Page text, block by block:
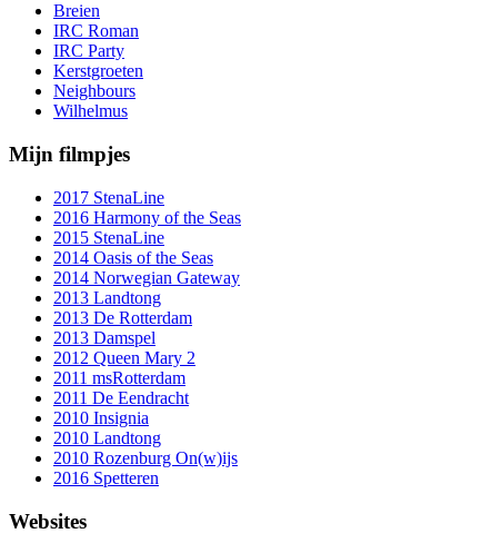
Breien
IRC Roman
IRC Party
Kerstgroeten
Neighbours
Wilhelmus
Mijn filmpjes
2017 StenaLine
2016 Harmony of the Seas
2015 StenaLine
2014 Oasis of the Seas
2014 Norwegian Gateway
2013 Landtong
2013 De Rotterdam
2013 Damspel
2012 Queen Mary 2
2011 msRotterdam
2011 De Eendracht
2010 Insignia
2010 Landtong
2010 Rozenburg On(w)ijs
2016 Spetteren
Websites